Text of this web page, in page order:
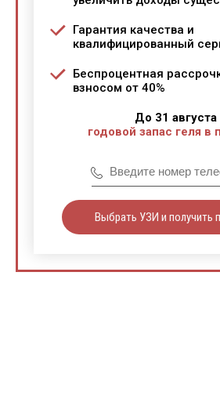
Гарантия качества и
квалифицированный
Беспроцентная
взносом от 40%
До 31 августа
годовой запас геля в
Выбрать УЗИ и получить